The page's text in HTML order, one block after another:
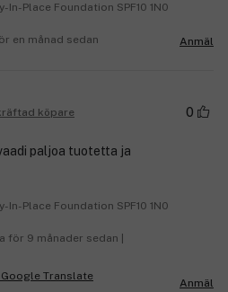
In-Place Foundation SPF10 1N0
en månad sedan
Anmäl
köpare 0
paljoa tuotetta ja
In-Place Foundation SPF10 1N0
för 9 månader sedan |
Anmäl